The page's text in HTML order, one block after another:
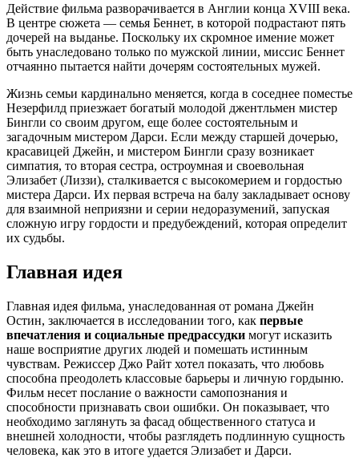
Действие фильма разворачивается в Англии конца XVIII века.
В центре сюжета — семья Беннет, в которой подрастают пять
дочерей на выданье. Поскольку их скромное имение может
быть унаследовано только по мужской линии, миссис Беннет
отчаянно пытается найти дочерям состоятельных мужей.
Жизнь семьи кардинально меняется, когда в соседнее поместье
Незерфилд приезжает богатый молодой джентльмен мистер
Бингли со своим другом, еще более состоятельным и
загадочным мистером Дарси. Если между старшей дочерью,
красавицей Джейн, и мистером Бингли сразу возникает
симпатия, то вторая сестра, остроумная и своевольная
Элизабет (Лиззи), сталкивается с высокомерием и гордостью
мистера Дарси. Их первая встреча на балу закладывает основу
для взаимной неприязни и серии недоразумений, запуская
сложную игру гордости и предубеждений, которая определит
их судьбы.
Главная идея
Главная идея фильма, унаследованная от романа Джейн
Остин, заключается в исследовании того, как первые
впечатления и социальные предрассудки могут исказить
наше восприятие других людей и помешать истинным
чувствам. Режиссер Джо Райт хотел показать, что любовь
способна преодолеть классовые барьеры и личную гордыню.
Фильм несет послание о важности самопознания и
способности признавать свои ошибки. Он показывает, что
необходимо заглянуть за фасад общественного статуса и
внешней холодности, чтобы разглядеть подлинную сущность
человека, как это в итоге удается Элизабет и Дарси.